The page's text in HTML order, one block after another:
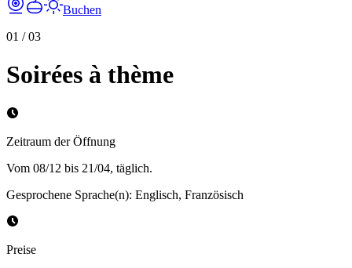
Buchen
01 /03
Soirées à thème
Zeitraum der Öffnung
Vom 08/12 bis 21/04, täglich.
Gesprochene Sprache(n): Englisch, Französisch
Preise